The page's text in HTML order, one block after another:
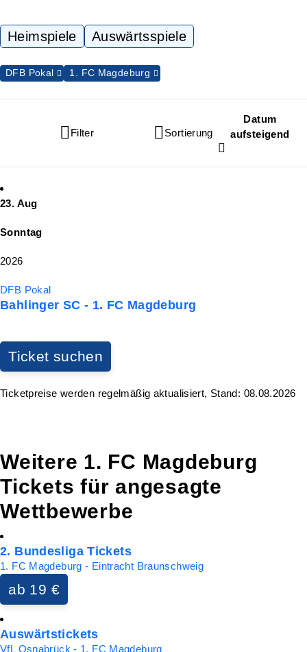
Heimspiele Auswärtsspiele
Filter Sortierung
Datum
aufsteigend
DFB Pokal 1. FC Magdeburg
23. Aug
Sonntag
2026
DFB Pokal
Bahlinger SC - 1. FC Magdeburg
Ticket suchen
Ticketpreise werden regelmäßig aktualisiert, Stand: 08.08.2026
Weitere 1. FC Magdeburg
Tickets für angesagte
Wettbewerbe
2. Bundesliga Tickets
1. FC Magdeburg - Eintracht Braunschweig
ab 19 €
Auswärtstickets
VfL Osnabrück - 1. FC Magdeburg